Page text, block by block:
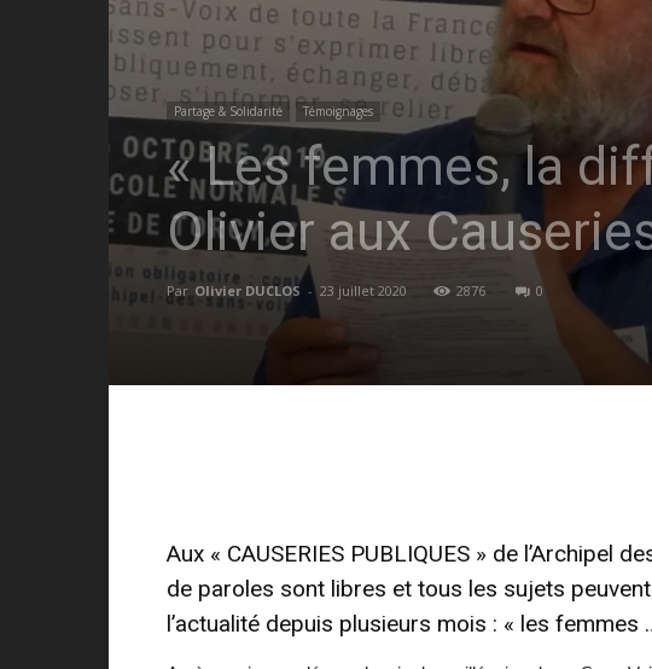
Partage & Solidarité Témoignages
« Les femmes, la
Olivier aux
Par Olivier DUCLOS - 23 juillet 2020 2876 0
Aux « CAUSERIES PUBLIQUES » de l’Archipel
de paroles sont libres et tous les sujets
l’actualité depuis plusieurs mois : « les